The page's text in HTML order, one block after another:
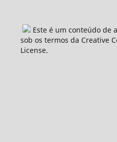
Este é um conteúdo de
sob os termos da Creative
License.